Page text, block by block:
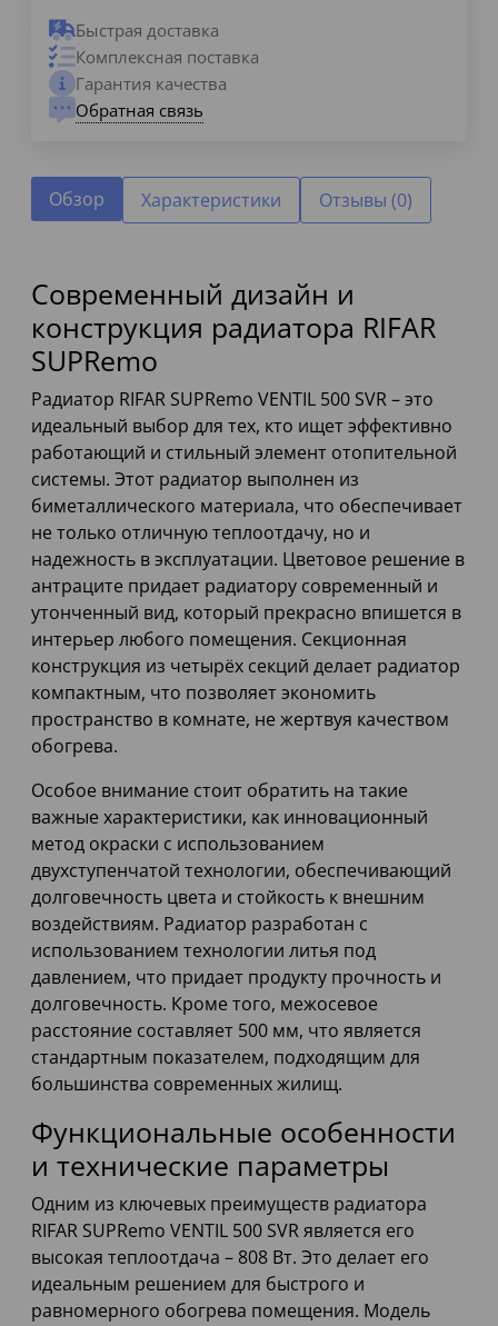
Быстрая доставка
Комплексная поставка
Гарантия качества
Обратная связь
Обзор Характеристики Отзывы (0)
Современный дизайн и
конструкция радиатора RIFAR
SUPRemo
Радиатор RIFAR SUPRemo VENTIL 500 SVR – это
идеальный выбор для тех, кто ищет эффективно
работающий и стильный элемент отопительной
системы. Этот радиатор выполнен из
биметаллического материала, что обеспечивает
не только отличную теплоотдачу, но и
надежность в эксплуатации. Цветовое решение в
антраците придает радиатору современный и
утонченный вид, который прекрасно впишется в
интерьер любого помещения. Секционная
конструкция из четырёх секций делает радиатор
компактным, что позволяет экономить
пространство в комнате, не жертвуя качеством
обогрева.
Особое внимание стоит обратить на такие
важные характеристики, как инновационный
метод окраски с использованием
двухступенчатой технологии, обеспечивающий
долговечность цвета и стойкость к внешним
воздействиям. Радиатор разработан с
использованием технологии литья под
давлением, что придает продукту прочность и
долговечность. Кроме того, межосевое
расстояние составляет 500 мм, что является
стандартным показателем, подходящим для
большинства современных жилищ.
Функциональные особенности
и технические параметры
Одним из ключевых преимуществ радиатора
RIFAR SUPRemo VENTIL 500 SVR является его
высокая теплоотдача – 808 Вт. Это делает его
идеальным решением для быстрого и
равномерного обогрева помещения. Модель